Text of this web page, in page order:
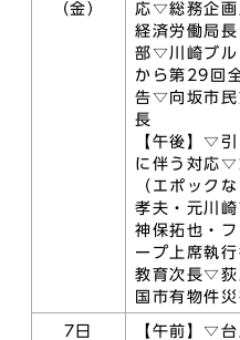
（金）
応▽総務企
経済労働局
部▽川崎ブル
から第29回
告▽向坂市民
長
【午後】▽
に伴う対応▽
（エポック
孝夫・元川
神保拓也・
ープ上席執
教育次長▽
国市有物件
7日
【午前】▽